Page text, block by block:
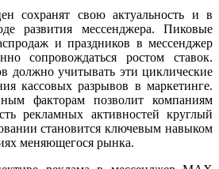
сохранят свою актуальность и в
развития мессенджера. Пиковые
и праздников в мессенджер
сопровождаться ростом ставок.
должно учитывать эти циклические
кассовых разрывов в маркетинге.
факторам позволит компаниям
рекламных активностей круглый
становится ключевым навыком
меняющегося рынка.